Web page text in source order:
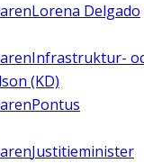
Lorena Delgado
Infrastruktur-
(KD)
Pontus
Justitieminister